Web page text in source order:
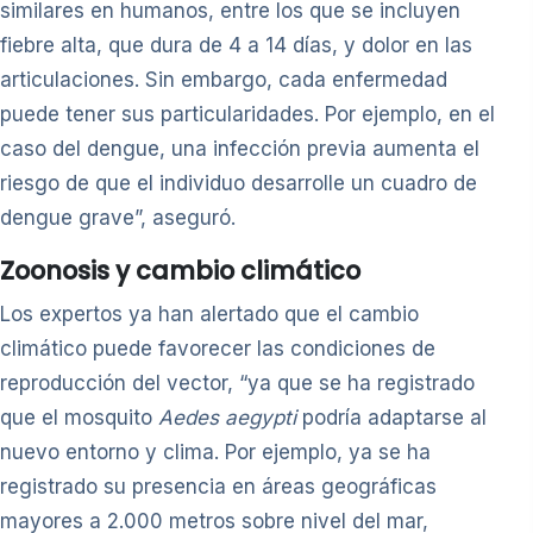
similares en humanos, entre los que se incluyen
fiebre alta, que dura de 4 a 14 días, y dolor en las
articulaciones. Sin embargo, cada enfermedad
puede tener sus particularidades. Por ejemplo, en el
caso del dengue, una infección previa aumenta el
riesgo de que el individuo desarrolle un cuadro de
dengue grave”, aseguró.
Zoonosis y cambio climático
Los expertos ya han alertado que el cambio
climático puede favorecer las condiciones de
reproducción del vector, “ya que se ha registrado
que el mosquito Aedes aegyptipodría adaptarse al
nuevo entorno y clima. Por ejemplo, ya se ha
registrado su presencia en áreas geográficas
mayores a 2.000 metros sobre nivel del mar,